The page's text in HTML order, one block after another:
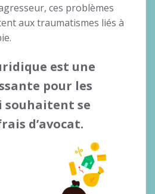
ces problèmes
aux traumatismes liés à
est une
pour les
souhaitent se
d’avocat.